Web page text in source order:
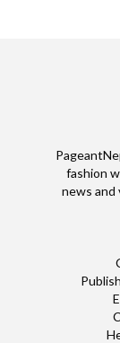
fashion
news